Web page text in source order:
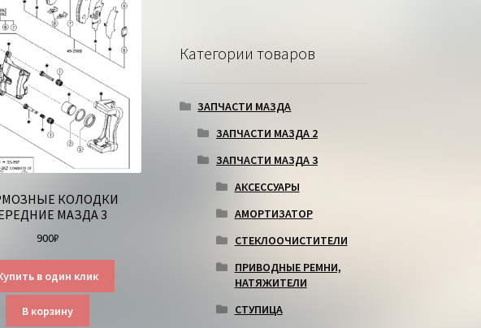
КОЛОДКИ
МАЗДА 3
900₽
в один клик
В корзину
Категории товаров
ЗАПЧАСТИ МАЗДА
ЗАПЧАСТИ МАЗДА 2
ЗАПЧАСТИ МАЗДА 3
АКСЕССУАРЫ
АМОРТИЗАТОР
СТЕКЛООЧИСТИТЕЛИ
ПРИВОДНЫЕ РЕМНИ,
НАТЯЖИТЕЛИ
СТУПИЦА